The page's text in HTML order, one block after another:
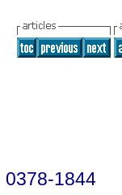
0378-1844